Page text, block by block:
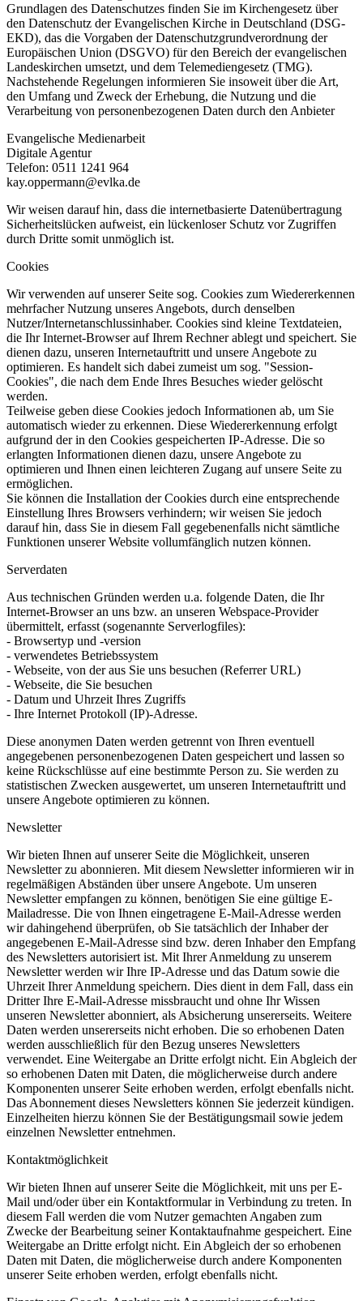
Grundlagen des Datenschutzes finden Sie im Kirchengesetz über
den Datenschutz der Evangelischen Kirche in Deutschland (DSG-
EKD), das die Vorgaben der Datenschutzgrundverordnung der
Europäischen Union (DSGVO) für den Bereich der evangelischen
Landeskirchen umsetzt, und dem Telemediengesetz (TMG).
Nachstehende Regelungen informieren Sie insoweit über die Art,
den Umfang und Zweck der Erhebung, die Nutzung und die
Verarbeitung von personenbezogenen Daten durch den Anbieter
Evangelische Medienarbeit
Digitale Agentur
Telefon: 0511 1241 964
kay.oppermann@evlka.de
Wir weisen darauf hin, dass die internetbasierte Datenübertragung
Sicherheitslücken aufweist, ein lückenloser Schutz vor Zugriffen
durch Dritte somit unmöglich ist.
Cookies
Wir verwenden auf unserer Seite sog. Cookies zum Wiedererkennen
mehrfacher Nutzung unseres Angebots, durch denselben
Nutzer/Internetanschlussinhaber. Cookies sind kleine Textdateien,
die Ihr Internet-Browser auf Ihrem Rechner ablegt und speichert. Sie
dienen dazu, unseren Internetauftritt und unsere Angebote zu
optimieren. Es handelt sich dabei zumeist um sog. "Session-
Cookies", die nach dem Ende Ihres Besuches wieder gelöscht
werden.
Teilweise geben diese Cookies jedoch Informationen ab, um Sie
automatisch wieder zu erkennen. Diese Wiedererkennung erfolgt
aufgrund der in den Cookies gespeicherten IP-Adresse. Die so
erlangten Informationen dienen dazu, unsere Angebote zu
optimieren und Ihnen einen leichteren Zugang auf unsere Seite zu
ermöglichen.
Sie können die Installation der Cookies durch eine entsprechende
Einstellung Ihres Browsers verhindern; wir weisen Sie jedoch
darauf hin, dass Sie in diesem Fall gegebenenfalls nicht sämtliche
Funktionen unserer Website vollumfänglich nutzen können.
Serverdaten
Aus technischen Gründen werden u.a. folgende Daten, die Ihr
Internet-Browser an uns bzw. an unseren Webspace-Provider
übermittelt, erfasst (sogenannte Serverlogfiles):
- Browsertyp und -version
- verwendetes Betriebssystem
- Webseite, von der aus Sie uns besuchen (Referrer URL)
- Webseite, die Sie besuchen
- Datum und Uhrzeit Ihres Zugriffs
- Ihre Internet Protokoll (IP)-Adresse.
Diese anonymen Daten werden getrennt von Ihren eventuell
angegebenen personenbezogenen Daten gespeichert und lassen so
keine Rückschlüsse auf eine bestimmte Person zu. Sie werden zu
statistischen Zwecken ausgewertet, um unseren Internetauftritt und
unsere Angebote optimieren zu können.
Newsletter
Wir bieten Ihnen auf unserer Seite die Möglichkeit, unseren
Newsletter zu abonnieren. Mit diesem Newsletter informieren wir in
regelmäßigen Abständen über unsere Angebote. Um unseren
Newsletter empfangen zu können, benötigen Sie eine gültige E-
Mailadresse. Die von Ihnen eingetragene E-Mail-Adresse werden
wir dahingehend überprüfen, ob Sie tatsächlich der Inhaber der
angegebenen E-Mail-Adresse sind bzw. deren Inhaber den Empfang
des Newsletters autorisiert ist. Mit Ihrer Anmeldung zu unserem
Newsletter werden wir Ihre IP-Adresse und das Datum sowie die
Uhrzeit Ihrer Anmeldung speichern. Dies dient in dem Fall, dass ein
Dritter Ihre E-Mail-Adresse missbraucht und ohne Ihr Wissen
unseren Newsletter abonniert, als Absicherung unsererseits. Weitere
Daten werden unsererseits nicht erhoben. Die so erhobenen Daten
werden ausschließlich für den Bezug unseres Newsletters
verwendet. Eine Weitergabe an Dritte erfolgt nicht. Ein Abgleich der
so erhobenen Daten mit Daten, die möglicherweise durch andere
Komponenten unserer Seite erhoben werden, erfolgt ebenfalls nicht.
Das Abonnement dieses Newsletters können Sie jederzeit kündigen.
Einzelheiten hierzu können Sie der Bestätigungsmail sowie jedem
einzelnen Newsletter entnehmen.
Kontaktmöglichkeit
Wir bieten Ihnen auf unserer Seite die Möglichkeit, mit uns per E-
Mail und/oder über ein Kontaktformular in Verbindung zu treten. In
diesem Fall werden die vom Nutzer gemachten Angaben zum
Zwecke der Bearbeitung seiner Kontaktaufnahme gespeichert. Eine
Weitergabe an Dritte erfolgt nicht. Ein Abgleich der so erhobenen
Daten mit Daten, die möglicherweise durch andere Komponenten
unserer Seite erhoben werden, erfolgt ebenfalls nicht.